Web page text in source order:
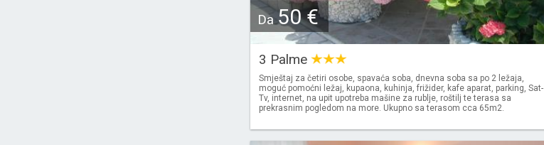
Da50 €
3 Palme
Smještaj za četiri osobe, spavaća soba, dnevna soba sa po 2 ležaja,
moguć pomoćni ležaj, kupaona, kuhinja, frižider, kafe aparat, parking, Sat-
Tv, internet, na upit upotreba mašine za rublje, roštilj te terasa sa
prekrasnim pogledom na more. Ukupno sa terasom cca 65m2.